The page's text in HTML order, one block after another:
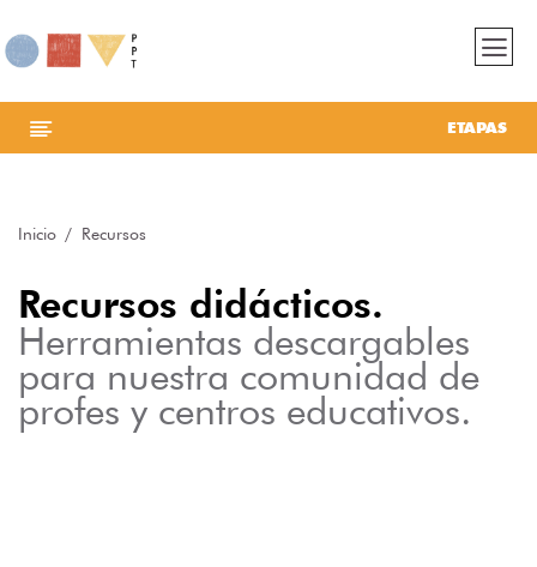
ETAPAS
Inicio Recursos
Recursos didácticos.
Herramientas descargables
para nuestra comunidad de
profes y centros educativos.